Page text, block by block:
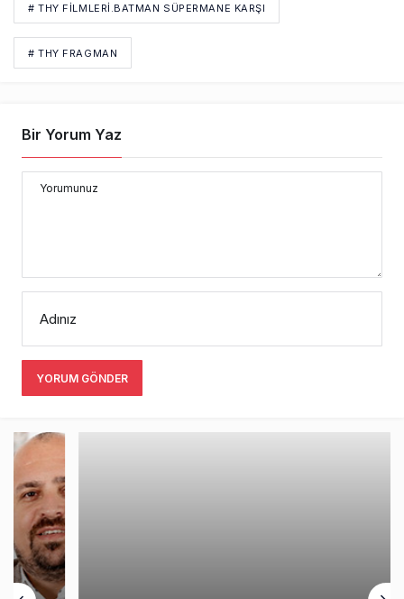
# THY FILMLERI.BATMAN SÜPERMANE KARŞI
# THY FRAGMAN
Bir Yorum Yaz
Yorumunuz
Adınız
YORUM GÖNDER